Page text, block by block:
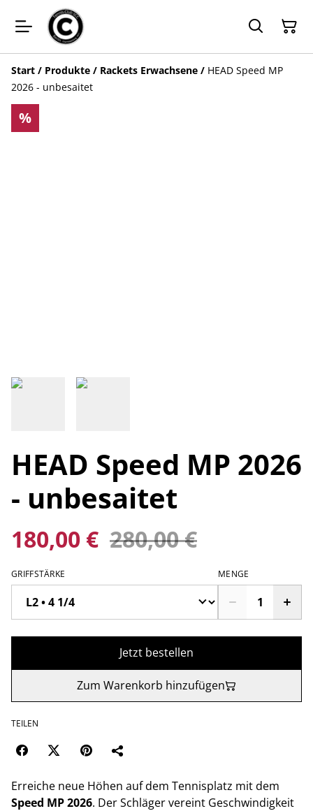
Start / Produkte / Rackets Erwachsene / HEAD Speed MP
2026 - unbesaitet
%
HEAD Speed MP 2026
- unbesaitet
180,00 € 280,00 €
GRIFFSTÄRKE MENGE
Jetzt bestellen
Zum Warenkorb hinzufügen
TEILEN
Erreiche neue Höhen auf dem Tennisplatz mit dem
Speed MP 2026. Der Schläger vereint Geschwindigkeit